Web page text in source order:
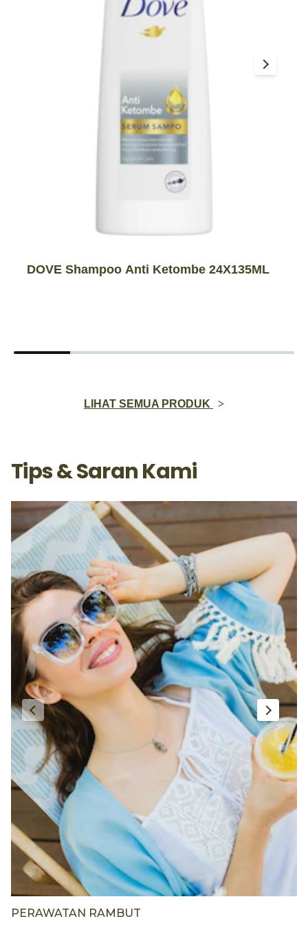
DOVE Shampoo Anti Ketombe 24X135ML
LIHAT SEMUA PRODUK
Tips & Saran Kami
PERAWATAN RAMBUT